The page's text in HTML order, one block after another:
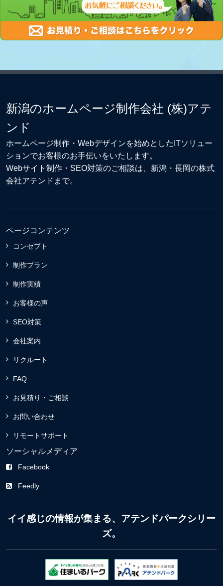
新潟のホームページ制作会社 (株)アテ
ンド
ホームページ制作・Webデザインを始めとしたITソリュー
ションでお客様のお手伝いをいたします。
Webサイト制作 ・ SEO対策のご相談は、新潟・長岡の株式
会社アテンドまで。
ページコンテンツ
コンセプト
制作プラン
制作実績
お客様の声
SEO対策
会社案内
リクルート
FAQ
お見積り・ご相談
お問い合わせ
リモートサポート
ソーシャルメディア
Facebook
Feedly
イイ感じの情報が集まる、アテンドパークシリー
ズ。